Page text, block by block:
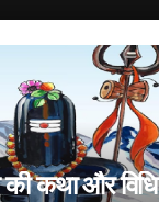
की कथा और विधि